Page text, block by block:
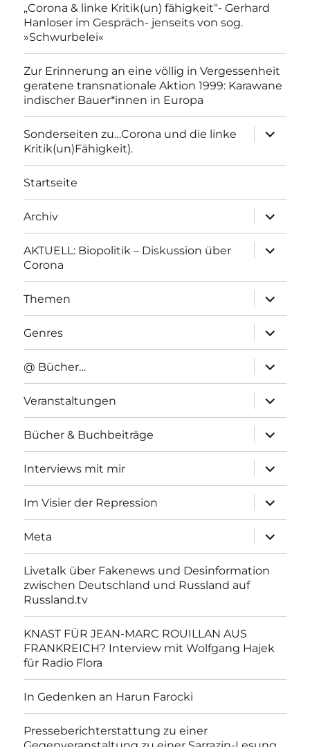
„Corona & linke Kritik(un) fähigkeit“- Gerhard
Hanloser im Gespräch- jenseits von sog.
»Schwurbelei«
Zur Erinnerung an eine völlig in Vergessenheit
geratene transnationale Aktion 1999: Karawane
indischer Bauer*innen in Europa
Sonderseiten zu…Corona und die linke
Kritik(un)Fähigkeit).
anzeigen
Startseite
Archiv
anzeigen
AKTUELL: Biopolitik – Diskussion über
Corona
anzeigen
Themen
anzeigen
Genres
anzeigen
@ Bücher…
anzeigen
Veranstaltungen
anzeigen
Bücher & Buchbeiträge
anzeigen
Interviews mit mir
anzeigen
Im Visier der Repression
anzeigen
Meta
anzeigen
Livetalk über Fakenews und Desinformation
zwischen Deutschland und Russland auf
Russland.tv
KNAST FÜR JEAN-MARC ROUILLAN AUS
FRANKREICH? Interview mit Wolfgang Hajek
für Radio Flora
In Gedenken an Harun Farocki
Presseberichterstattung zu einer